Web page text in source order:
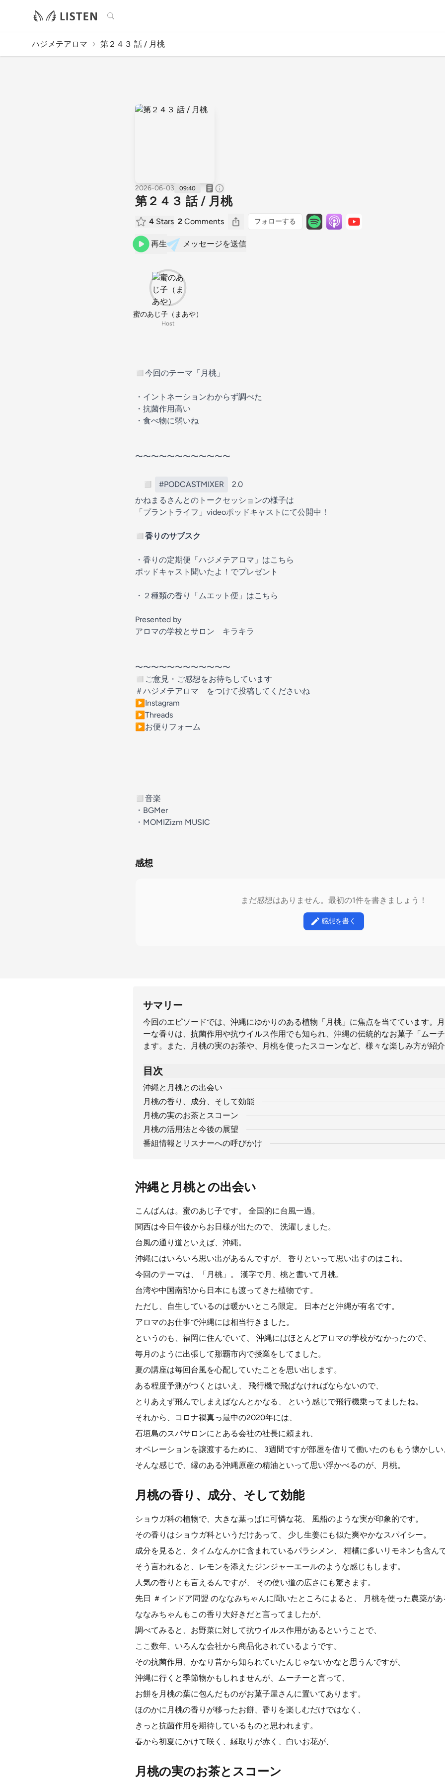
検索
ハジメテアロマ 第２４３ 話 / 月桃
2026-06-03 09:40
第２４３ 話 / 月桃
4 Stars 2 Comments フォローする
再生 メッセージを送信
蜜のあじ子（まあや）
Host
◻︎今回のテーマ「月桃」
・イントネーションわからず調べた
・抗菌作用高い
・食べ物に弱いね
〜〜〜〜〜〜〜〜〜〜〜〜
◻︎ #PODCASTMIXER
2.0
かねまるさんとのトークセッションの様子は
「プラントライフ 」videoポッドキャストにて公開中！
◻︎香りのサブスク
・ 香りの定期便「ハジメテアロマ」はこちら
ポッドキャスト聞いたよ！でプレゼント
・ ２種類の香り「ムエット便」はこちら
Presented by
アロマの学校とサロン キラキラ
〜〜〜〜〜〜〜〜〜〜〜〜
◻︎ご意見・ご感想をお待ちしています
＃ハジメテアロマ をつけて投稿してくださいね
▶︎ Instagram
▶︎ Threads
▶︎ お便りフォーム
◻︎音楽
・ BGMer
・ MOMIZizm MUSIC
感想
まだ感想はありません。最初の1件を書きましょう！
感想を書く
サマリー
今回のエピソードでは、沖縄にゆかりのある植物「月桃」に焦点を当てています。
ーな香りは、抗菌作用や抗ウイルス作用でも知られ、沖縄の伝統的なお菓子「ムー
ます。また、月桃の実のお茶や、月桃を使ったスコーンなど、様々な楽しみ方が紹介
目次
沖縄と月桃との出会い
月桃の香り、成分、そして効能
月桃の実のお茶とスコーン
月桃の活用法と今後の展望
番組情報とリスナーへの呼びかけ
沖縄と月桃との出会い
こんばんは。蜜のあじ子です。 全国的に台風一過。
関西は今日午後からお日様が出たので、 洗濯しました。
台風の通り道といえば、沖縄。
沖縄にはいろいろ思い出があるんですが、 香りといって思い出すのはこれ。
今回のテーマは、「月桃」。 漢字で月、桃と書いて月桃。
台湾や中国南部から日本にも渡ってきた植物です。
ただし、自生しているのは暖かいところ限定。 日本だと沖縄が有名です。
アロマのお仕事で沖縄には相当行きました。
というのも、福岡に住んでいて、 沖縄にはほとんどアロマの学校がなかったので、
毎月のように出張して那覇市内で授業をしてました。
夏の講座は毎回台風を心配していたことを思い出します。
ある程度予測がつくとはいえ、 飛行機で飛ばなければならないので、
とりあえず飛んでしまえばなんとかなる、 という感じで飛行機乗ってましたね。
それから、コロナ禍真っ最中の2020年には、
石垣島のスパサロンにとある会社の社長に頼まれ、
オペレーションを譲渡するために、 3週間ですが部屋を借りて働いたのももう懐かしい
そんな感じで、縁のある沖縄原産の精油といって思い浮かべるのが、月桃。
月桃の香り、成分、そして効能
ショウガ科の植物で、大きな葉っぱに可憐な花、 風船のような実が印象的です。
その香りはショウガ科というだけあって、 少し生姜にも似た爽やかなスパイシー。
成分を見ると、タイムなんかに含まれているパラシメン、 柑橘に多いリモネンも含んで
そう言われると、レモンを添えたジンジャーエールのような感じもします。
人気の香りとも言えるんですが、 その使い道の広さにも驚きます。
先日 ＃インドア同盟 のななみちゃんに聞いたところによると、 月桃を使った農薬があ
ななみちゃんもこの香り大好きだと言ってましたが、
調べてみると、お野菜に対して抗ウイルス作用があるということで、
ここ数年、いろんな会社から商品化されているようです。
その抗菌作用、かなり昔から知られていたんじゃないかなと思うんですが、
沖縄に行くと季節物かもしれませんが、ムーチーと言って、
お餅を月桃の葉に包んだものがお菓子屋さんに置いてあります。
ほのかに月桃の香りが移ったお餅、香りを楽しむだけではなく、
きっと抗菌作用を期待しているものと思われます。
春から初夏にかけて咲く、縁取りが赤く、白いお花が、
月桃の実のお茶とスコーン